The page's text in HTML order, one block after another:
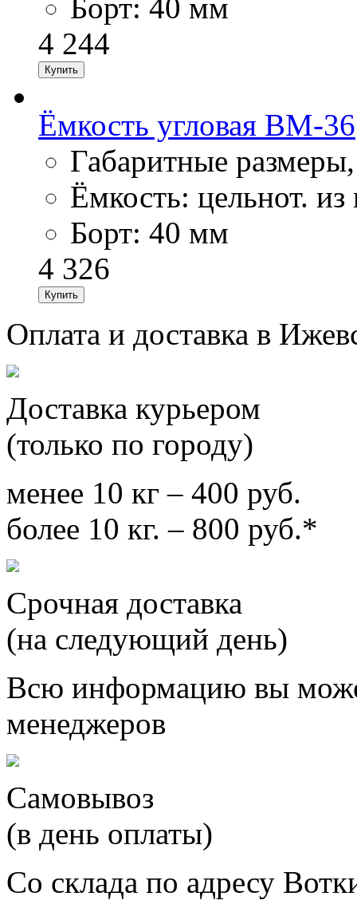
Борт: 40 мм
4 244
Ёмкость угловая ВМ-36
Габаритные
Ёмкость: цельнот.
Борт: 40 мм
4 326
Оплата и доставка в
Доставка курьером
(только по городу)
менее 10 кг – 400 руб.
более 10 кг. – 800 руб.*
Срочная доставка
(на следующий день)
Всю информацию вы
менеджеров
Самовывоз
(в день оплаты)
Со склада по адресу